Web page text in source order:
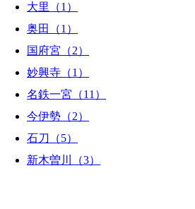
大里（1）
奥田（1）
国府宮（2）
妙興寺（1）
名鉄一宮（11）
今伊勢（2）
石刀（5）
新木曽川（3）